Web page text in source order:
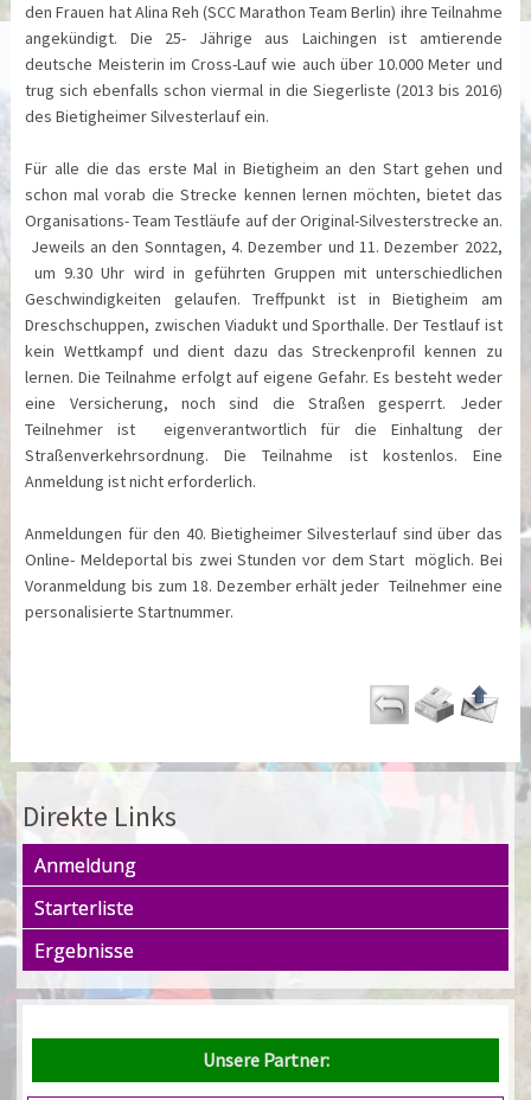
den Frauen hat Alina Reh (SCC Marathon Team Berlin) ihre Teilnahme
angekündigt. Die 25- Jährige aus Laichingen ist amtierende
deutsche Meisterin im Cross-Lauf wie auch über 10.000 Meter und
trug sich ebenfalls schon viermal in die Siegerliste (2013 bis 2016)
des Bietigheimer Silvesterlauf ein.
Für alle die das erste Mal in Bietigheim an den Start gehen und
schon mal vorab die Strecke kennen lernen möchten, bietet das
Organisations- Team Testläufe auf der Original-Silvesterstrecke an.
Jeweils an den Sonntagen, 4. Dezember und 11. Dezember 2022,
um 9.30 Uhr wird in geführten Gruppen mit unterschiedlichen
Geschwindigkeiten gelaufen. Treffpunkt ist in Bietigheim am
Dreschschuppen, zwischen Viadukt und Sporthalle. Der Testlauf ist
kein Wettkampf und dient dazu das Streckenprofil kennen zu
lernen. Die Teilnahme erfolgt auf eigene Gefahr. Es besteht weder
eine Versicherung, noch sind die Straßen gesperrt. Jeder
Teilnehmer ist eigenverantwortlich für die Einhaltung der
Straßenverkehrsordnung. Die Teilnahme ist kostenlos. Eine
Anmeldung ist nicht erforderlich.
Anmeldungen für den 40. Bietigheimer Silvesterlauf sind über das
Online- Meldeportal bis zwei Stunden vor dem Start möglich. Bei
Voranmeldung bis zum 18. Dezember erhält jeder Teilnehmer eine
personalisierte Startnummer.
Direkte Links
Anmeldung
Starterliste
Ergebnisse
Unsere Partner: